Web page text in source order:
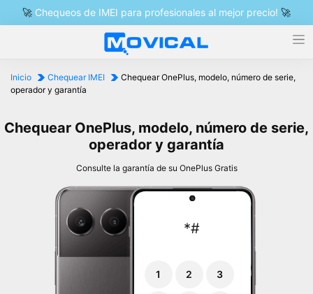
🚀 Chequeos de IMEI para profesionales al mejor precio! 🚀
Inicio Chequear IMEI
Chequear OnePlus, modelo, número de serie,
operador y garantía
Chequear OnePlus, modelo, número de serie,
operador y garantía
Consulte la garantía de su OnePlus Gratis
*#
1 2 3